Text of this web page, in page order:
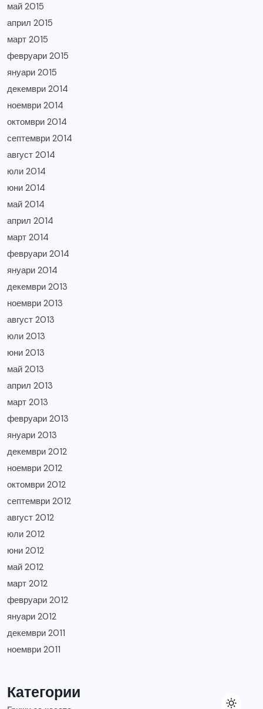
май 2015
април 2015
март 2015
февруари 2015
януари 2015
декември 2014
ноември 2014
октомври 2014
септември 2014
август 2014
юли 2014
юни 2014
май 2014
април 2014
март 2014
февруари 2014
януари 2014
декември 2013
ноември 2013
август 2013
юли 2013
юни 2013
май 2013
април 2013
март 2013
февруари 2013
януари 2013
декември 2012
ноември 2012
октомври 2012
септември 2012
август 2012
юли 2012
юни 2012
май 2012
март 2012
февруари 2012
януари 2012
декември 2011
ноември 2011
Категории